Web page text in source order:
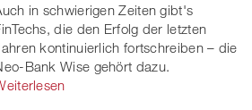
in schwierigen Zeiten gibt's
die den Erfolg der letzten
kontinuierlich fortschreiben – die
Bank Wise gehört dazu.